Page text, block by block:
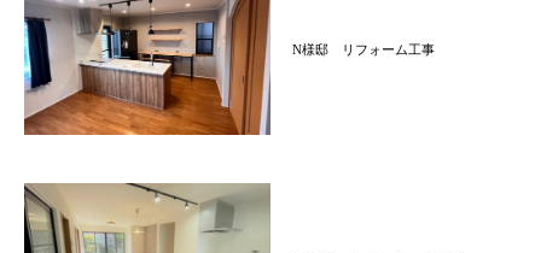
N様邸 リフォーム工事